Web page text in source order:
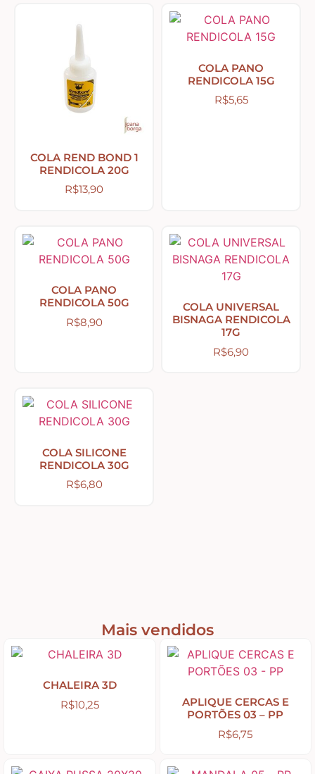
Casinhas – Cercas – Portões – Luminárias –
Janelas
Country Primitivo
Cozinha – Chá – Café
Enfeite de Balcão
Farm – Fazenda – Churrasco – Vinho
Flores e Folhas
Frases – Palavras
Pet – Animais
Placas de MDF
COLA REND BOND 1
RENDICOLA 20G
R$13,90
COLA PANO
RENDICOLA 15G
R$5,65
COLA PANO
RENDICOLA 50G
R$8,90
COLA UNIVERSAL
BISNAGA RENDICOLA
17G
R$6,90
COLA SILICONE
RENDICOLA 30G
R$6,80
Mais vendidos
CHALEIRA 3D
R$10,25
APLIQUE CERCAS E
PORTÕES 03 – PP
R$6,75